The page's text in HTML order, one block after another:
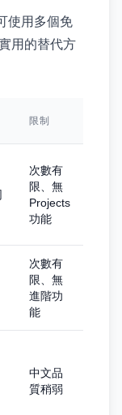
使用多個免
用的替代方
限制
次數有
限、無
Projects
功能
次數有
限、無
進階功
能
中文品
質稍弱